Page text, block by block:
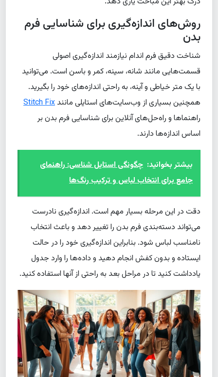
روش‌های اندازه‌گیری برای شناسایی فرم
بدن
شناخت دقیق فرم اندام نیازمند اندازه‌گیری اصولی
قسمت‌هایی مانند شانه، سینه، کمر و باسن است. می‌توانید
با یک متر خیاطی و آینه، به راحتی اندازه‌های خود را بگیرید.
همچنین بسیاری از وب‌سایت‌های استایلی مانندStitch Fix
راهنماها و راه‌حل‌های آنلاین برای شناسایی فرم بدن بر
اساس اندازه‌ها دارند.
بیشتر بخوانید: چگونگی استایل شناسی: راهنمای
جامع برای انتخاب لباس و ترکیب رنگ‌ها
دقت در این مرحله بسیار مهم است. اندازه‌گیری نادرست
می‌تواند دسته‌بندی فرم بدن را تغییر دهد و باعث انتخاب
نامناسب لباس شود. بنابراین اندازه‌گیری خود را در حالت
ایستاده و بدون کفش انجام دهید و داده‌ها را وارد جدول
یادداشت کنید تا در مراحل بعد به راحتی از آنها استفاده کنید.